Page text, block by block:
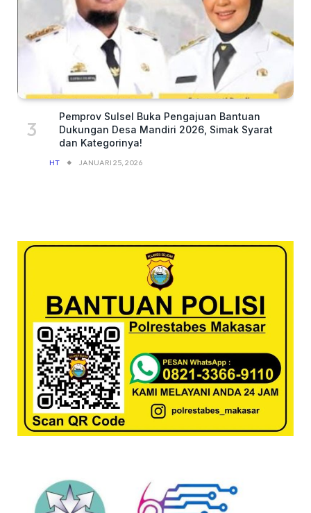
Pemprov Sulsel Buka Pengajuan Bantuan
Dukungan Desa Mandiri 2026, Simak Syarat
dan Kategorinya!
HT JANUARI 25, 2026